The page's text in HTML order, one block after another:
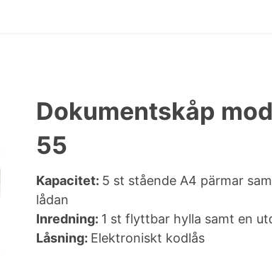
Dokumentskåp
55
Kapacitet: 5 st stående A4 pärmar
lådan
Inredning: 1 st flyttbar hylla samt en
Låsning: Elektroniskt kodlås